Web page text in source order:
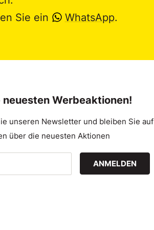
Sie ein
WhatsApp.
neuesten Werbeaktionen!
unseren Newsletter und bleiben Sie auf
über die neuesten Aktionen
ANMELDEN